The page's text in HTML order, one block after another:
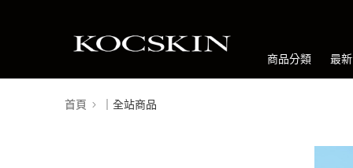
商品分類 最
首頁 ｜全站商品